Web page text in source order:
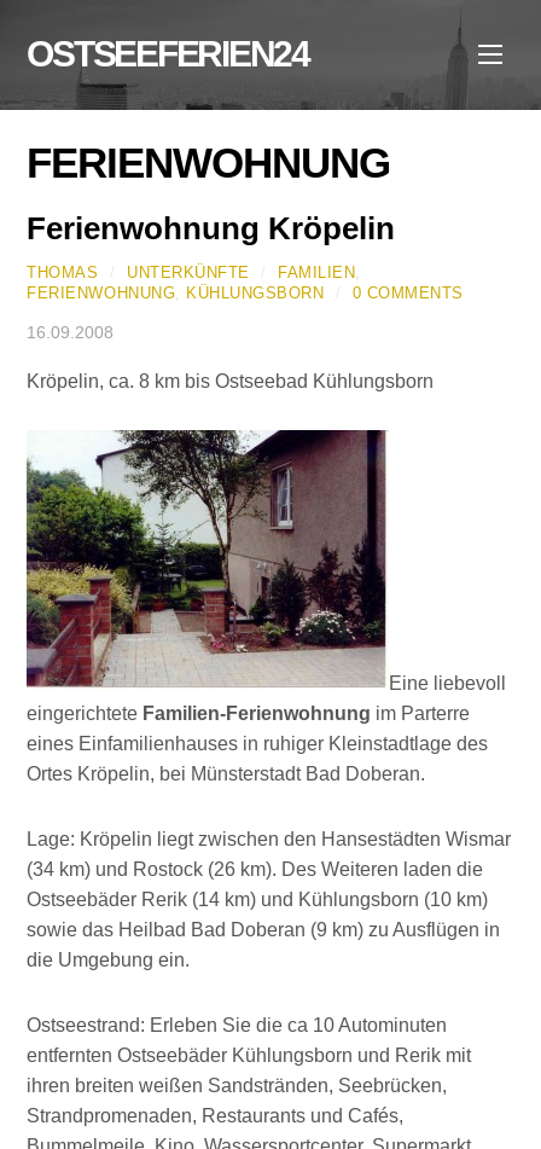
OSTSEEFERIEN24
FERIENWOHNUNG
Ferienwohnung Kröpelin
THOMAS UNTERKÜNFTE FAMILIEN
FERIENWOHNUNG
KÜHLUNGSBORN 0 COMMENTS
16.09.2008
Kröpelin, ca. 8 km bis Ostseebad Kühlungsborn
Eine liebevoll
eingerichtete Familien-Ferienwohnung im Parterre
eines Einfamilienhauses in ruhiger Kleinstadtlage des
Ortes Kröpelin, bei Münsterstadt Bad Doberan.
Lage: Kröpelin liegt zwischen den Hansestädten Wismar
(34 km) und Rostock (26 km). Des Weiteren laden die
Ostseebäder Rerik (14 km) und Kühlungsborn (10 km)
sowie das Heilbad Bad Doberan (9 km) zu Ausflügen in
die Umgebung ein.
Ostseestrand: Erleben Sie die ca 10 Autominuten
entfernten Ostseebäder Kühlungsborn und Rerik mit
ihren breiten weißen Sandstränden, Seebrücken,
Strandpromenaden, Restaurants und Cafés,